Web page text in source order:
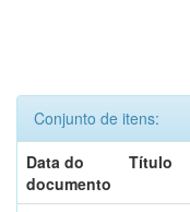
Conjunto de itens:
Data do
documento
Título